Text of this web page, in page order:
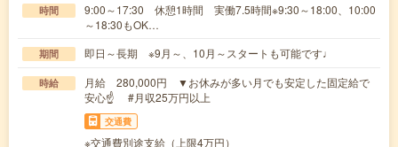
時間
9:00～17:30 休憩1時間 実働7.5時間※9:30～18:00、10:00
～18:30もOK…
期間 即日～長期 ※9月～、10月～スタートも可能です♩
時給
月給 280,000円 ▼お休みが多い月でも安定した固定給で
安心☝ #月収25万円以上
交通費
※交通費別途支給（上限4万円）